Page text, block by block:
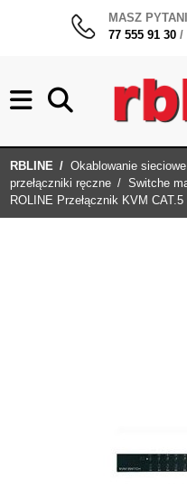
MASZ
77 555 91 30 /
RBLINE Okablowanie
przełączniki ręczne
Switche
ROLINE Przełącznik KVM CAT.5